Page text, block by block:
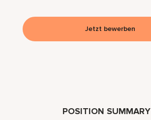
POSITION SUMMARY
Jetzt bewerben